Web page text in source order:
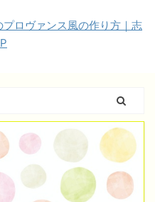
プロヴァンス風の作り方｜志